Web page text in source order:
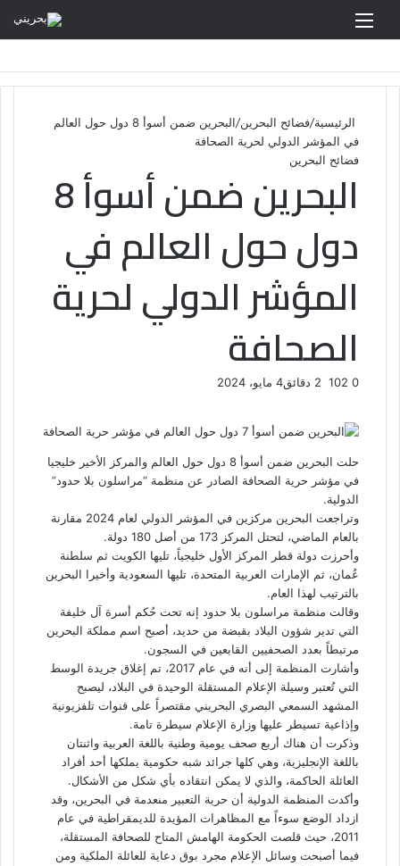
الرئيسية/فضائح البحرين/
البحرين ضمن أسوأ 8 دول حول العالم
في المؤشر الدولي لحرية الصحافة
فضائح البحرين
البحرين ضمن أسوأ 8
دول حول العالم في
المؤشر الدولي لحرية
الصحافة
4 مايو، 2024 0
ي
س
ك
و
ي
ت
ي
ن
ن
u
r
ن
ر
س
e
d
d
ت
س
ب
حلت البحرين ضمن أسوأ 8 دول حول العالم والمركز الأخير خليجيا
في مؤشر حرية الصحافة الصادر عن منظمة “مراسلون بلا حدود”
الدولية.
وتراجعت البحرين مركزين في المؤشر الدولي
لعام 2024 مقارنة
بالعام الماضي، لتحتل المركز 173 من أصل 180 دولة.
وأحرزت دولة قطر المركز الأول خليجياً، تليها الكويت ثم سلطنة
عُمان، ثم الإمارات العربية المتحدة، تليها السعودية وأخيرا البحرين
بالترتيب لهذا العام.
وقالت منظمة مراسلون بلا حدود إنه تحت حُكم أسرة آل خليفة
التي تدير شؤون البلاد بقبضة من حديد، أصبح اسم مملكة البحرين
مرتبطاً بعدد الصحفيين القابعين في السجون.
وأشارت المنظمة إلى أنه في عام 2017، تم إغلاق جريدة الوسط
التي تُعتبر وسيلة الإعلام المستقلة الوحيدة في البلاد، ليصبح
المشهد السمعي البصري البحريني مقتصراً على قنوات تلفزيونية
وإذاعية تسيطر عليها وزارة الإعلام سيطرة تامة.
وذكرت أن هناك أربع صحف يومية وطنية باللغة العربية واثنتان
باللغة الإنجليزية، وهي كلها جرائد شبه حكومية يملكها أحد أفراد
العائلة الحاكمة، والذي لا يمكن انتقاده بأي شكل من الأشكال.
وأكدت المنظمة الدولية أن حرية التعبير منعدمة في البحرين، وقد
ازداد الوضع سوءاً مع المظاهرات المؤيدة للديمقراطية في عام
2011، حيث قلصت الحكومة الهامش المتاح للصحافة المستقلة،
فيما أصبحت وسائل الإعلام مجرد بوق دعاية للعائلة الملكية ومن